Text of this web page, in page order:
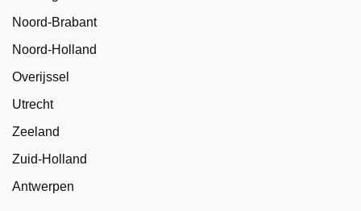
Noord-Brabant
Noord-Holland
Overijssel
Utrecht
Zeeland
Zuid-Holland
Antwerpen